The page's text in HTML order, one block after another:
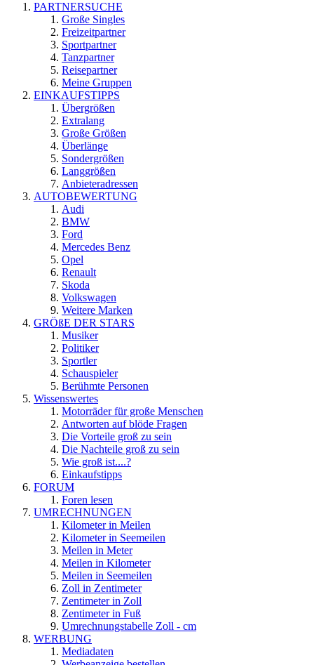
PARTNERSUCHE
Große Singles
Freizeitpartner
Sportpartner
Tanzpartner
Reisepartner
Meine Gruppen
EINKAUFSTIPPS
Übergrößen
Extralang
Große Größen
Überlänge
Sondergrößen
Langgrößen
Anbieteradressen
AUTOBEWERTUNG
Audi
BMW
Ford
Mercedes Benz
Opel
Renault
Skoda
Volkswagen
Weitere Marken
GRÖßE DER STARS
Musiker
Politiker
Sportler
Schauspieler
Berühmte Personen
Wissenswertes
Motorräder für große Menschen
Antworten auf blöde Fragen
Die Vorteile groß zu sein
Die Nachteile groß zu sein
Wie groß ist....?
Einkaufstipps
FORUM
Foren lesen
UMRECHNUNGEN
Kilometer in Meilen
Kilometer in Seemeilen
Meilen in Meter
Meilen in Kilometer
Meilen in Seemeilen
Zoll in Zentimeter
Zentimeter in Zoll
Zentimeter in Fuß
Umrechnungstabelle Zoll - cm
WERBUNG
Mediadaten